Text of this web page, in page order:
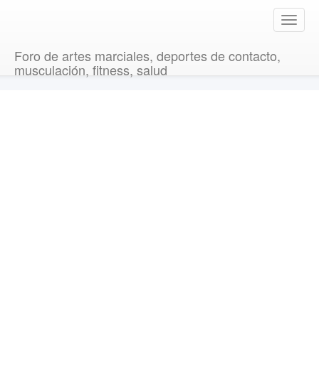
T
o
Foro de artes marciales, deportes de contacto,
musculación, fitness, salud